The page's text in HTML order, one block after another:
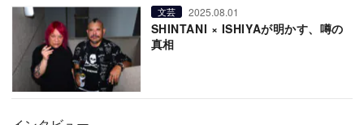
文芸 2025.08.01
SHINTANI × ISHIYAが明かす、噂の
真相